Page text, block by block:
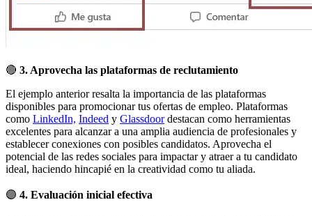
🔴 3. Aprovecha las plataformas de reclutamiento
El ejemplo anterior resalta la importancia de las plataformas
disponibles para promocionar tus ofertas de empleo. Plataformas
como LinkedIn, Indeed y Glassdoordestacan como herramientas
excelentes para alcanzar a una amplia audiencia de profesionales y
establecer conexiones con posibles candidatos. Aprovecha el
potencial de las redes sociales para impactar y atraer a tu candidato
ideal, haciendo hincapié en la creatividad como tu aliada.
🟣 4. Evaluación inicial efectiva